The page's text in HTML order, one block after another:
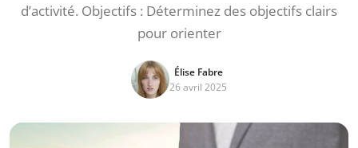
d’activité. Objectifs : Déterminez des objectifs clairs
pour orienter
Élise Fabre
26 avril 2025